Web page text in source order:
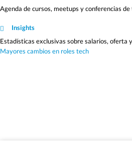
Agenda de cursos, meetups y conferencias
Insights
Estadísticas exclusivas sobre salarios, oferta
Mayores cambios en roles tech